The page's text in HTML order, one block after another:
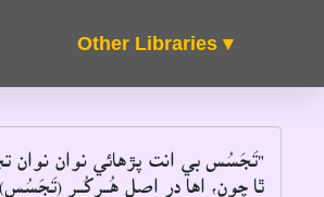
About FAQ's
Other Libraries ▾
"تَجَسُس بي انت پڙهائي نوان نوان
ٿا چون، اها در اصل هُــرکُــر